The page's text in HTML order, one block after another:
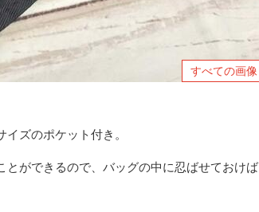
すべての画像
ズのポケット付き。
ができるので、バッグの中に忍ばせておけば